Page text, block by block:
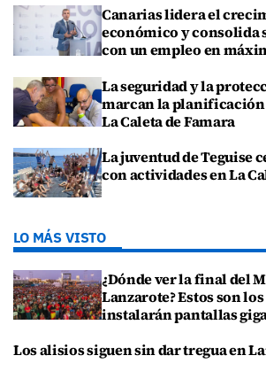
Canarias lidera el
económico y consolida
con un empleo en
La seguridad y la
marcan la planificación
La Caleta de Famara
La juventud de Teguise
con actividades en La
LO MÁS VISTO
¿Dónde ver la final del
Lanzarote? Estos son
instalarán pantallas
Los alisios siguen sin dar tregua en